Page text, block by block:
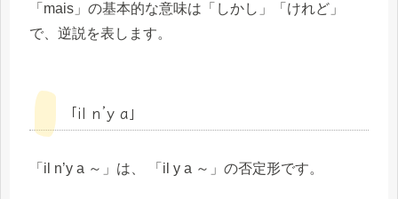
「mais」の基本的な意味は「しかし」「けれど」
で、逆説を表します。
「il n’y a」
「il n’y a ～」は、 「il y a ～」の否定形です。